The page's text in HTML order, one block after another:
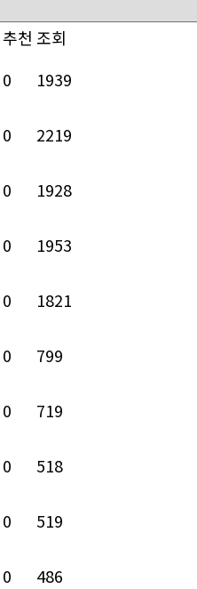
추천 조회
0 1939
0 2219
0 1928
0 1953
0 1821
0 799
0 719
0 518
0 519
0 486